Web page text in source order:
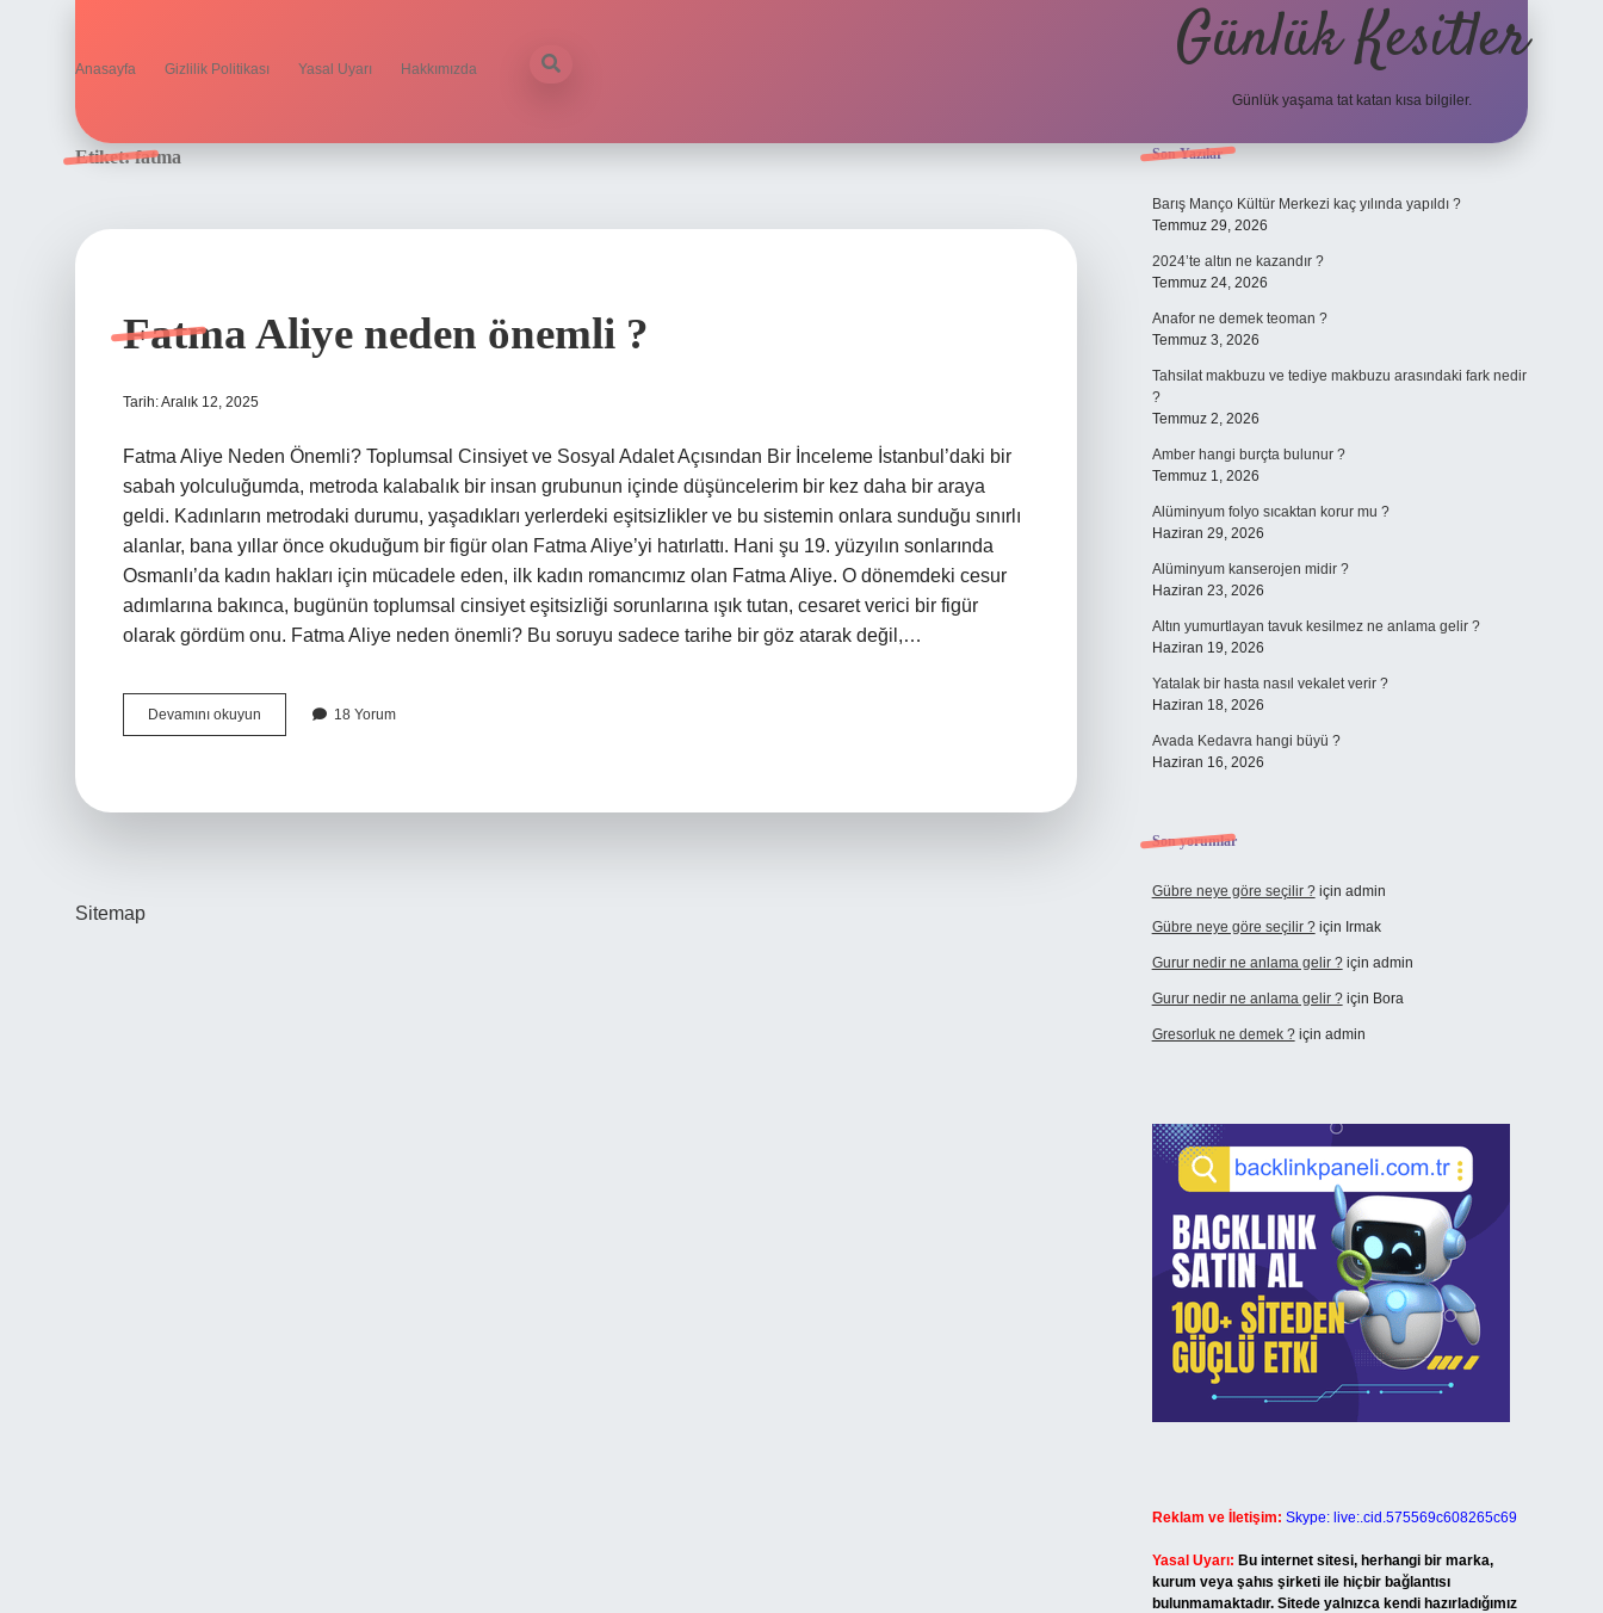
Anasayfa Gizlilik Politikası Yasal Uyarı Hakkımızda Günlük Kesitler
Günlük yaşama tat katan kısa bilgiler.
Etiket:fatma
Fatma Aliye neden önemli ?
Tarih: Aralık 12, 2025
Fatma Aliye Neden Önemli? Toplumsal Cinsiyet ve Sosyal Adalet Açısından Bir İnceleme İstanbul’daki bir
sabah yolculuğumda, metroda kalabalık bir insan grubunun içinde düşüncelerim bir kez daha bir araya
geldi. Kadınların metrodaki durumu, yaşadıkları yerlerdeki eşitsizlikler ve bu sistemin onlara sunduğu sınırlı
alanlar, bana yıllar önce okuduğum bir figür olan Fatma Aliye’yi hatırlattı. Hani şu 19. yüzyılın sonlarında
Osmanlı’da kadın hakları için mücadele eden, ilk kadın romancımız olan Fatma Aliye. O dönemdeki cesur
adımlarına bakınca, bugünün toplumsal cinsiyet eşitsizliği sorunlarına ışık tutan, cesaret verici bir figür
olarak gördüm onu. Fatma Aliye neden önemli? Bu soruyu sadece tarihe bir göz atarak değil,…
Devamını okuyun
Aliye
18 Yorum
Sitemap
Sidebar
Son Yazılar
Barış Manço Kültür Merkezi kaç yılında yapıldı ?
Temmuz 29, 2026
2024’te altın ne kazandır ?
Temmuz 24, 2026
Anafor ne demek teoman ?
Temmuz 3, 2026
Tahsilat makbuzu ve tediye makbuzu arasındaki fark nedir
?
Temmuz 2, 2026
Amber hangi burçta bulunur ?
Temmuz 1, 2026
Alüminyum folyo sıcaktan korur mu ?
Haziran 29, 2026
Alüminyum kanserojen midir ?
Haziran 23, 2026
Altın yumurtlayan tavuk kesilmez ne anlama gelir ?
Haziran 19, 2026
Yatalak bir hasta nasıl vekalet verir ?
Haziran 18, 2026
Avada Kedavra hangi büyü ?
Haziran 16, 2026
Son yorumlar
Gübre neye göre seçilir ?için admin
Gübre neye göre seçilir ?için Irmak
Gurur nedir ne anlama gelir ?için admin
Gurur nedir ne anlama gelir ?için Bora
Gresorluk ne demek ?için admin
Reklam ve İletişim: Skype: live:.cid.575569c608265c69
Yasal Uyarı: Bu internet sitesi, herhangi bir marka,
kurum veya şahıs şirketi ile hiçbir bağlantısı
bulunmamaktadır. Sitede yalnızca kendi hazırladığımız